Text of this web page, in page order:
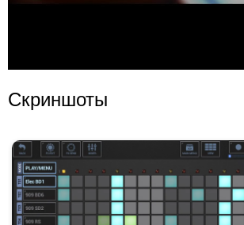
Скриншоты